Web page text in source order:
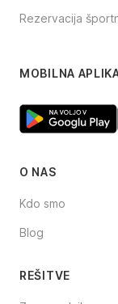
Rezervacija
MOBILNA
O NAS
Kdo smo
Blog
REŠITVE